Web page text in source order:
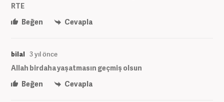
RTE
Beğen
Cevapla
bilal 3 yıl önce
Allah birdaha yaşatmasın geçmiş olsun
Beğen
Cevapla